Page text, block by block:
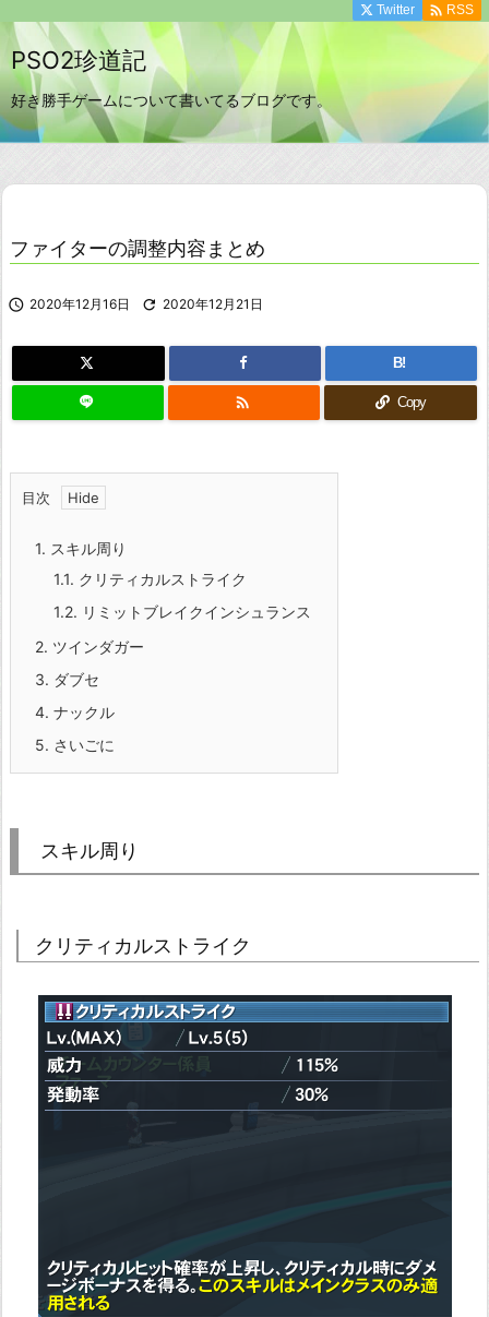
PSO2珍道記
好き勝手ゲームについて書いてるブログです。
Twitter  RSS
ファイターの調整内容まとめ
 2020年12月16日  2020年12月21日
B!
 Copy
目次
1. スキル周り
1.1. クリティカルストライク
1.2. リミットブレイクインシュランス
2. ツインダガー
3. ダブセ
4. ナックル
5. さいごに
スキル周り
クリティカルストライク